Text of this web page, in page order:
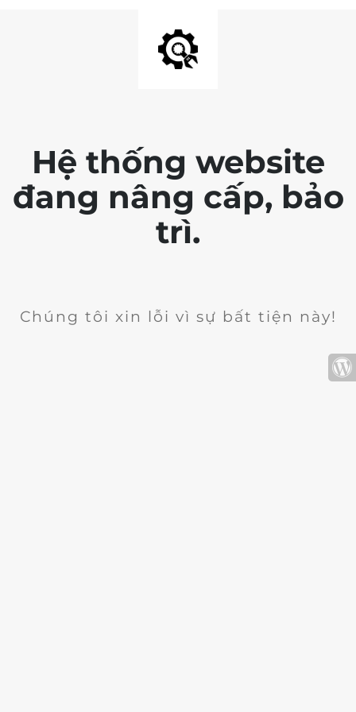
Hệ thống website
đang nâng cấp, bảo
trì.
Chúng tôi xin lỗi vì sự bất tiện này!